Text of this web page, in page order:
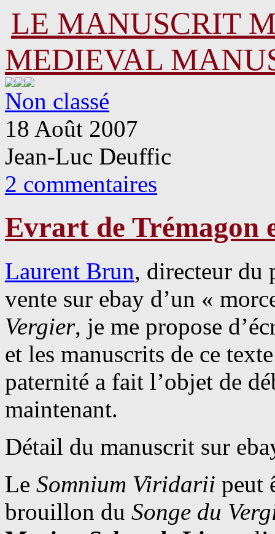
LE MANUSCRIT
MEDIEVAL
Non classé
18 Août 2007
Jean-Luc Deuffic
2 commentaires
Evrart de Trémagon
Laurent Brun, directeur du
vente sur ebay d’un «
Vergier, je me propose
et les manuscrits de ce
paternité a fait l’objet de
maintenant.
Détail du manuscrit sur
Le Somnium Viridarii peut
brouillon du Songe du